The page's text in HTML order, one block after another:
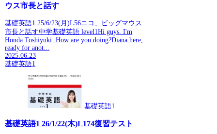
ウス市長と話す
基礎英語1 25/6/23(月)L56ニコ、ビッグマウス
市長と話す中学基礎英語 level1Hi guys. I'm
Honda Toshiyuki. How are you doing?Diana here,
ready for anot...
2025.06.23
基礎英語1
基礎英語1
基礎英語1 26/1/22(木)L174復習テスト